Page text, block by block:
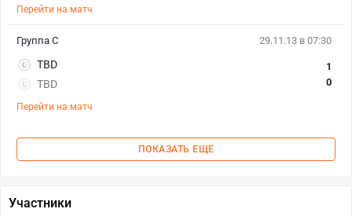
Перейти на матч
29.11.13 в 07:30
TBD
TBD
1
0
Перейти на матч
Группа C
ПОКАЗАТЬ ЕЩЕ
Участники